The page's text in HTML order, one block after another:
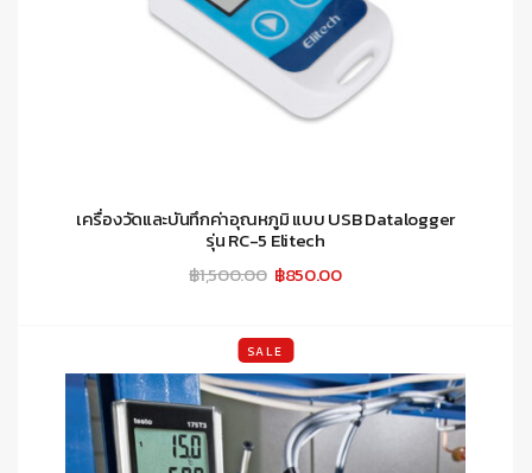
เครื่องวัดและบันทึกค่าอุณหภูมิ แบบ USB Datalogger
รุ่น RC-5 Elitech
฿1,500.00 Original
price
฿850.00Current
SALE